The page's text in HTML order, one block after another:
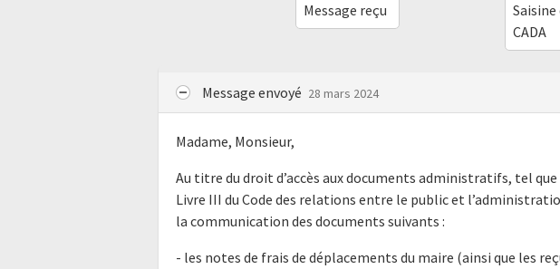
Message reçu
Saisine
CADA
Message envoyé 28 mars 2024
Madame, Monsieur,
Au titre du droit d’accès aux documents administratifs, tel
Livre III du Code des relations entre le public et
la communication des documents suivants :
- les notes de frais de déplacements du maire (ainsi que les